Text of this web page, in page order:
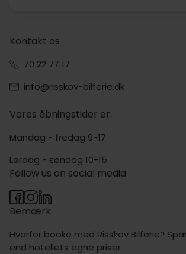
Kontakt os
70 22 77 17
info@risskov-bilferie.dk
Vores åbningstider er:
Mandag - fredag 9-17
Lørdag - søndag 10-15
Bemærk:
Hvorfor booke med Risskov Bilferie?
end hotellets egne priser
Follow us on social media